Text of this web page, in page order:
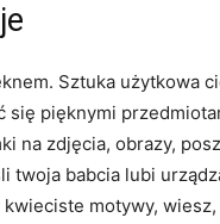
Sztuka użytkowa
pięknymi
na zdjęcia, obrazy,
babcia lubi
motywy,